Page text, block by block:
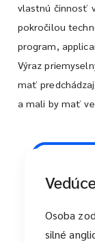
vlastnú činnosť
pokročilou
program,
Výraz
mať
a mali by mať
Osoba
silné